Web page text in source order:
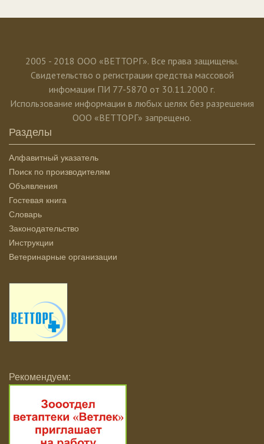
2005 - 2018 ООО «ВЕТТОРГ». Все права защищены.
Свидетельство о регистрации средства массовой
инфомации ПИ 77-5870 от 30.11.2000 г.
Использование информации в любых целях без разрешения
ООО «ВЕТТОРГ» запрещено.
Разделы
Алфавитный указатель
Поиск по производителям
Объявления
Гостевая книга
Словарь
Законодательство
Инструкции
Ветеринарные организации
Рекомендуем: